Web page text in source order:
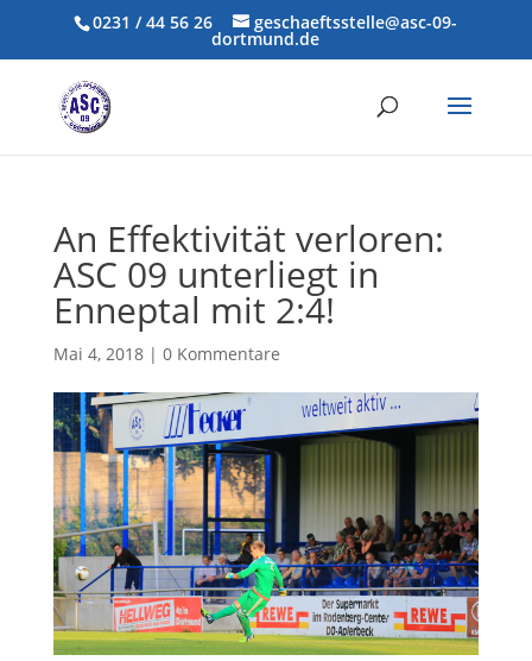
0231 / 44 56 26 geschaeftsstelle@asc-09-
dortmund.de
An Effektivität verloren:
ASC 09 unterliegt in
Enneptal mit 2:4!
Mai 4, 2018| 0 Kommentare